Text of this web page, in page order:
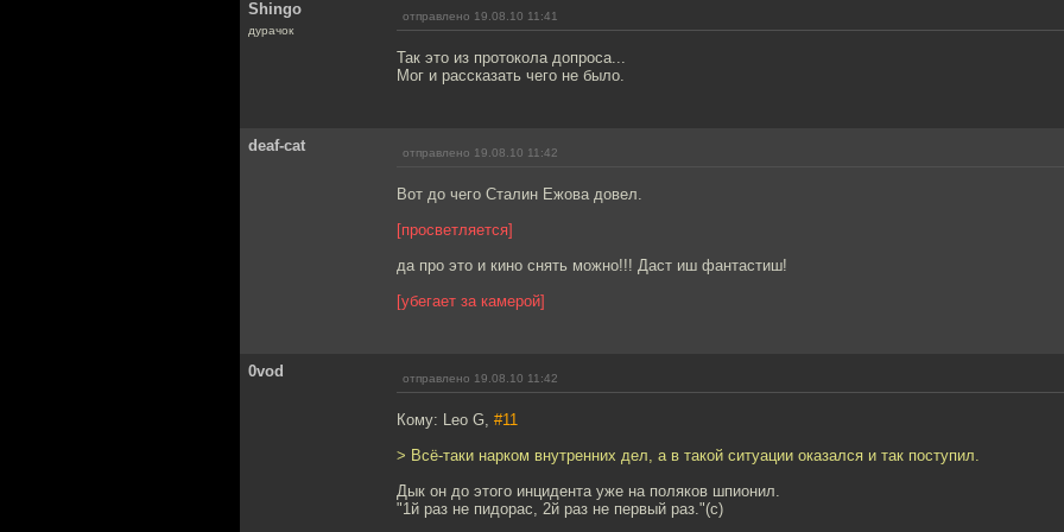
Shingo
дурачок
отправлено 19.08.10 11:41
Так это из протокола допроса...
Мог и рассказать чего не было.
deaf-cat отправлено 19.08.10 11:42
Вот до чего Сталин Ежова довел.
[просветляется]
да про это и кино снять можно!!! Даст иш фантастиш!
[убегает за камерой]
0vod отправлено 19.08.10 11:42
Кому: Leo G, #11
> Всё-таки нарком внутренних дел, а в такой ситуации оказался и так поступил.
Дык он до этого инцидента уже на поляков шпионил.
"1й раз не пидорас, 2й раз не первый раз."(с)